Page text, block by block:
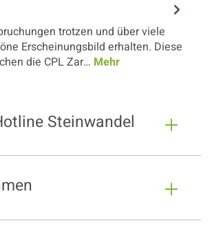
trotzen und über viele
Erscheinungsbild erhalten. Diese
die CPL Zar… Mehr
Steinwandel